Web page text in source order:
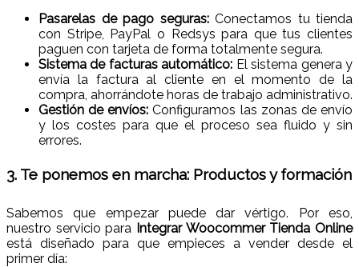
Pasarelas de pago seguras:Conectamos tu tienda
con Stripe, PayPal o Redsys para que tus clientes
paguen con tarjeta de forma totalmente segura.
Sistema de facturas automático: El sistema genera y
envía la factura al cliente en el momento de la
compra, ahorrándote horas de trabajo administrativo.
Gestión de envíos: Configuramos las zonas de envío
y los costes para que el proceso sea fluido y sin
errores.
3. Te ponemos en marcha: Productos y formación
Sabemos que empezar puede dar vértigo. Por eso,
nuestro servicio para Integrar Woocommer Tienda Online
está diseñado para que empieces a vender desde el
primer día: